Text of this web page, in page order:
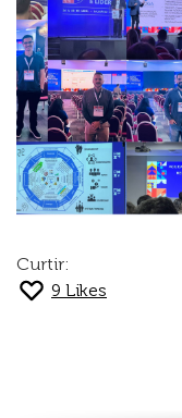
Curtir:
9 Likes